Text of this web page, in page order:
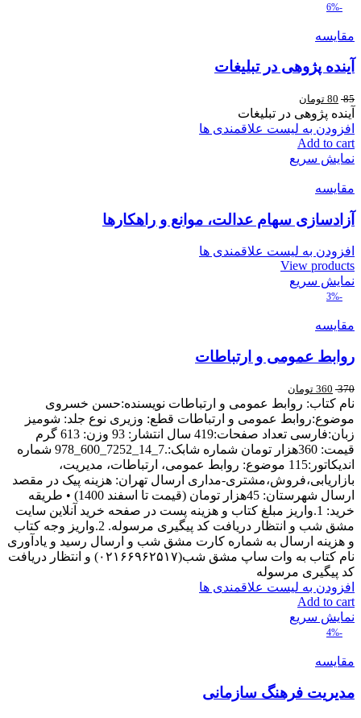
-6%
مقایسه
آینده پژوهی در تبلیغات
85
80 تومان
آینده پژوهی در تبلیغات
افزودن به لیست علاقمندی ها
Add to cart
نمایش سریع
مقایسه
آزادسازی سهام عدالت، موانع و راهکارها
افزودن به لیست علاقمندی ها
View products
نمایش سریع
-3%
مقایسه
روابط عمومی و ارتباطات
370
360 تومان
نام کتاب: روابط عمومی و ارتباطات نويسنده:حسن خسروی
موضوع:روابط عمومی و ارتباطات قطع: وزیری نوع جلد: شومیز
زبان:فارسی تعداد صفحات:419 سال انتشار: 93 وزن: 613 گرم
قیمت: 360هزار تومان شماره شابک:.7_14_7252_600_978 شماره
اندیکاتور:115 موضوع: روابط عمومی، ارتباطات، مدیریت،
بازاریابی،فروش،مشتری-مداری ارسال تهران: هزینه پیک در مقصد
ارسال شهرستان: 45هزار تومان (قیمت تا اسفند 1400) • طریقه
خرید: 1.واریز مبلغ کتاب و هزینه پست در صفحه خرید آنلاین سایت
مشق شب و انتظار دریافت کد پیگیری مرسوله. 2.واریز وجه کتاب
و هزینه ارسال به شماره کارت مشق شب و ارسال رسید و یادآوری
نام کتاب به وات ساپ مشق شب(۰۲۱۶۶۹۶۲۵۱۷) و انتظار دریافت
کد پیگیری مرسوله
افزودن به لیست علاقمندی ها
Add to cart
نمایش سریع
-4%
مقایسه
مدیریت فرهنگ سازمانی